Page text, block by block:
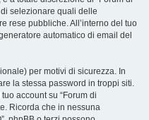
selezionare quali delle
rese pubbliche. All’interno del tuo
automatico di email del
per motivi di sicurezza. In
la stessa password in troppi siti.
account su “Forum di
Ricorda che in nessuna